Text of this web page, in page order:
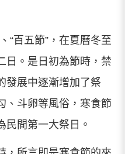
“百五節”，在夏曆冬至
日。是日初為節時，禁
發展中逐漸增加了祭
、斗卵等風俗，寒食節
民間第一大祭日。